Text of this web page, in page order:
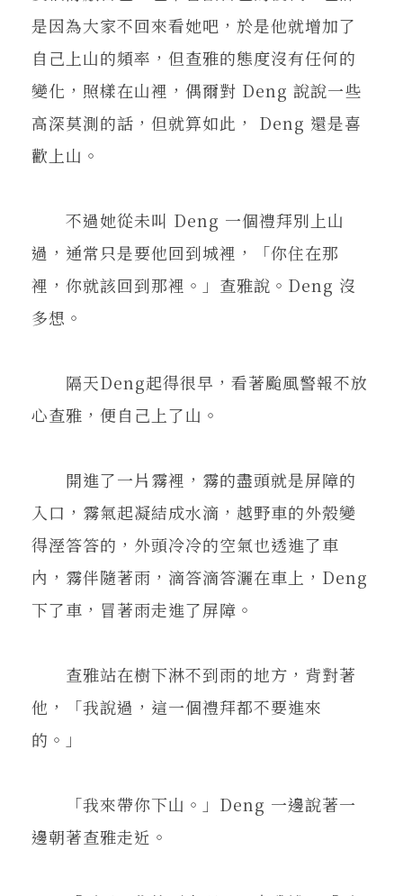
是因為大家不回來看她吧，於是他就增加了
自己上山的頻率，但查雅的態度沒有任何的
變化，照樣在山裡，偶爾對 Deng 說說一些
高深莫測的話，但就算如此， Deng 還是喜
歡上山。
不過她從未叫 Deng 一個禮拜別上山
過，通常只是要他回到城裡，「你住在那
裡，你就該回到那裡。」查雅說。Deng 沒
多想。
隔天Deng起得很早，看著颱風警報不放
心查雅，便自己上了山。
開進了一片霧裡，霧的盡頭就是屏障的
入口，霧氣起凝結成水滴，越野車的外殼變
得溼答答的，外頭冷冷的空氣也透進了車
內，霧伴隨著雨，滴答滴答灑在車上，Deng
下了車，冒著雨走進了屏障。
查雅站在樹下淋不到雨的地方，背對著
他，「我說過，這一個禮拜都不要進來
的。」
「我來帶你下山。」Deng 一邊說著一
邊朝著查雅走近。